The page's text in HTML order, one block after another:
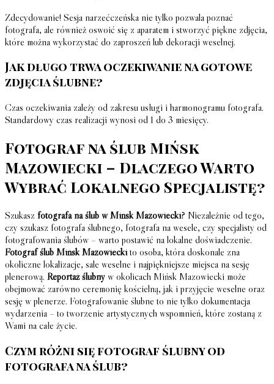
Zdecydowanie! Sesja narzećczeńska nie tylko pozwala poznać
fotografa, ale również oswoić się z aparatem i stworzyć piękne zdjęcia,
które można wykorzystać do zaproszeń lub dekoracji weselnej.
Jak długo trwa oczekiwanie na gotowe
zdjęcia ślubne?
Czas oczekiwania zależy od zakresu usługi i harmonogramu fotografa.
Standardowy czas realizacji wynosi od 1 do 3 miesięcy.
Fotograf na ślub Mińsk
Mazowiecki – Dlaczego Warto
Wybrać Lokalnego Specjalistę?
Szukasz fotografa na ślub w Mińsk Mazowiecki? Niezależnie od tego,
czy szukasz fotografa ślubnego, fotografa na wesele, czy specjalisty od
fotografowania ślubów – warto postawić na lokalne doświadczenie.
Fotograf ślub Mińsk Mazowiecki to osoba, która doskonale zna
okoliczne lokalizacje, sale weselne i najpiękniejsze miejsca na sesję
plenerową. Reportaż ślubny w okolicach Mińsk Mazowiecki może
obejmować zarówno ceremonię kościelną, jak i przyjęcie weselne oraz
sesję w plenerze. Fotografowanie ślubne to nie tylko dokumentacja
wydarzenia – to tworzenie artystycznych wspomnień, które zostaną z
Wami na całe życie.
Czym różni się fotograf ślubny od
fotografa na ślub?